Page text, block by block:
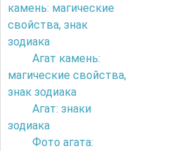
камень: магические
свойства, знак
зодиака
Агат камень:
магические свойства,
знак зодиака
Агат: знаки
зодиака
Фото агата: